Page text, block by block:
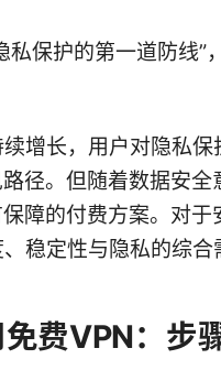
私保护的第一道防线”
增长，用户对隐私保
径。但随着数据安全
障的付费方案。对于
稳定性与隐私的综合
费VPN：步